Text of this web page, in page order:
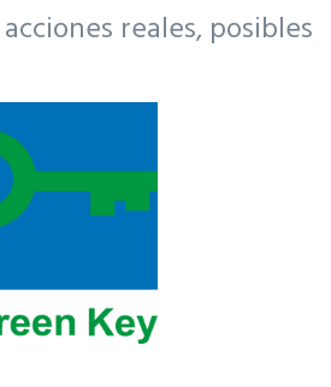
reales, posibles